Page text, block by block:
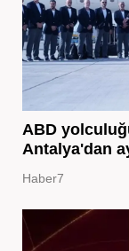
ABD
Antalya'dan
Haber7